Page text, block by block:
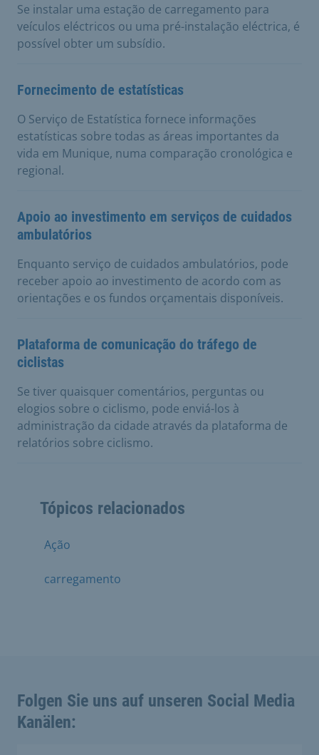
Se instalar uma estação de carregamento para
veículos eléctricos ou uma pré-instalação eléctrica, é
possível obter um subsídio.
Fornecimento de estatísticas
O Serviço de Estatística fornece informações
estatísticas sobre todas as áreas importantes da
vida em Munique, numa comparação cronológica e
regional.
Apoio ao investimento em serviços de cuidados
ambulatórios
Enquanto serviço de cuidados ambulatórios, pode
receber apoio ao investimento de acordo com as
orientações e os fundos orçamentais disponíveis.
Plataforma de comunicação do tráfego de
ciclistas
Se tiver quaisquer comentários, perguntas ou
elogios sobre o ciclismo, pode enviá-los à
administração da cidade através da plataforma de
relatórios sobre ciclismo.
Tópicos relacionados
Ação
carregamento
Folgen Sie uns auf unseren Social Media
Kanälen: